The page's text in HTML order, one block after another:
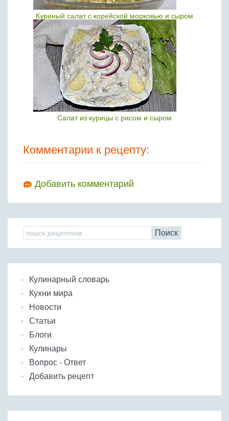
Куриный салат с корейской морковью и сыром
Салат из курицы с рисом и сыром
Комментарии к рецепту:
Добавить комментарий
Поиск
Кулинарный словарь
Кухни мира
Новости
Статьи
Блоги
Кулинары
Вопрос - Ответ
Добавить рецепт